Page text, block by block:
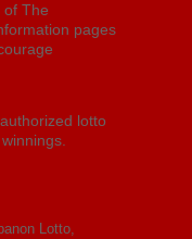
of The
pages
lotto
Lotto,